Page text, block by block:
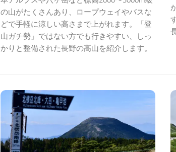
の山がたくさんあり、ロープウェイやバスな
どで手軽に涼しい高さまで上がれます。「登
山ガチ勢」ではない方でも行きやすい、しっ
かりと整備された長野の高山を紹介します。